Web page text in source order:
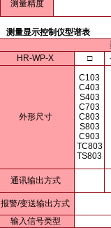
测量精度
测量显示控制仪型谱表
HR-WP-X
□
外形尺寸
C103
C403
S403
C703
C803
S803
C903
TC803
TS803
通讯输出方式
报警/变送输出方式
输入信号类型